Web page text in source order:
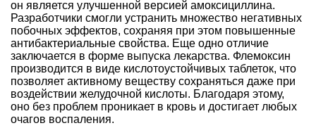
он является улучшенной версией амоксициллина.
Разработчики смогли устранить множество негативных
побочных эффектов, сохраняя при этом повышенные
антибактериальные свойства. Еще одно отличие
заключается в форме выпуска лекарства. Флемоксин
производится в виде кислотоустойчивых таблеток, что
позволяет активному веществу сохраняться даже при
воздействии желудочной кислоты. Благодаря этому,
оно без проблем проникает в кровь и достигает любых
очагов воспаления.